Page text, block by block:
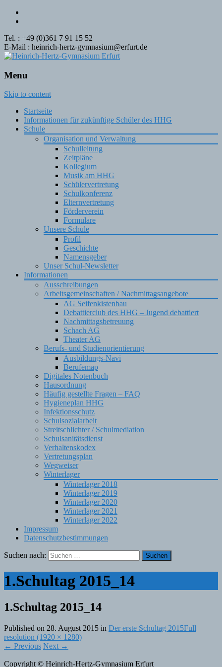
Tel. : +49 (0)361 7 91 15 52
E-Mail : heinrich-hertz-gymnasium@erfurt.de
Menu
Skip to content
Startseite
Informationen für zukünftige Schüler des HHG
Schule
Organisation und Verwaltung
Schulleitung
Zeitpläne
Kollegium
Musik am HHG
Schülervertretung
Schulkonferenz
Elternvertretung
Förderverein
Formulare
Unsere Schule
Profil
Geschichte
Namensgeber
Unser Schul-Newsletter
Informationen
Ausschreibungen
Arbeitsgemeinschaften / Nachmittagsangebote
AG Seifenkistenbau
Debattierclub des HHG – Jugend debattiert
Nachmittagsbetreuung
Schach AG
Theater AG
Berufs- und Studienorientierung
Ausbildungs-Navi
Berufemap
Digitales Notenbuch
Hausordnung
Häufig gestellte Fragen – FAQ
Hygieneplan HHG
Infektionsschutz
Schulsozialarbeit
Streitschlichter / Schulmediation
Schulsanitätsdienst
Verhaltenskodex
Vertretungsplan
Wegweiser
Winterlager
Winterlager 2018
Winterlager 2019
Winterlager 2020
Winterlager 2021
Winterlager 2022
Impressum
Datenschutzbestimmungen
Suchen nach:
1.Schultag 2015_14
1.Schultag 2015_14
Published on 28. August 2015 in Der erste Schultag 2015Full
resolution (1920 × 1280)
← Previous Next →
Copyright © Heinrich-Hertz-Gymnasium Erfurt